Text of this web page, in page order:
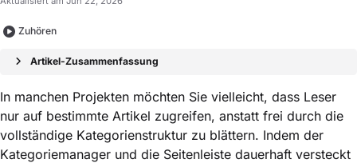
Zuhören
Artikel-Zusammenfassung
In manchen Projekten möchten Sie vielleicht, dass Leser
nur auf bestimmte Artikel zugreifen, anstatt frei durch die
vollständige Kategorienstruktur zu blättern. Indem der
Kategoriemanager und die Seitenleiste dauerhaft versteckt